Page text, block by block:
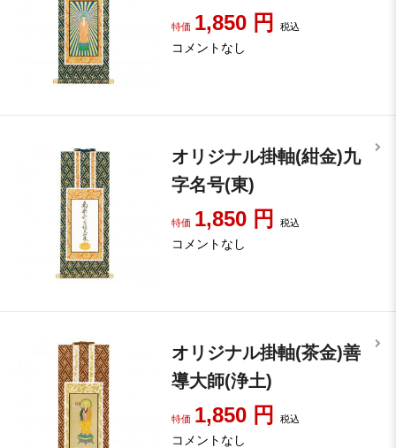
特価 1,850 円税込
コメントなし
オリジナル掛軸(紺金)九
字名号(東)
特価 1,850 円税込
コメントなし
オリジナル掛軸(茶金)善
導大師(浄土)
特価 1,850 円税込
コメントなし